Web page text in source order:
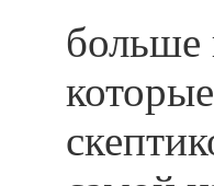
больше